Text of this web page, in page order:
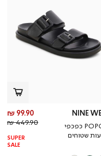
NINE
POPOO כפכפי
שטוחים
99.90 ₪
449.90 ₪
SUPER
SALE